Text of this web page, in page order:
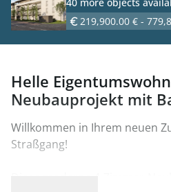
Neubauprojekt
Garten in Graz!
219,900.00 € -
Helle
Neubauprojekt mit
Willkommen in Ihrem neuen
Straßgang!